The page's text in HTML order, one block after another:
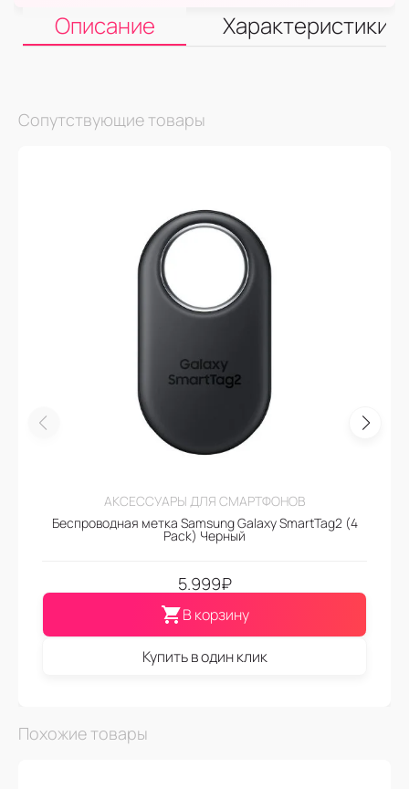
Описание Характеристики
Сопутствующие товары
АКСЕССУАРЫ ДЛЯ СМАРТФОНОВ
Беспроводная метка Samsung Galaxy SmartTag2 (4
Pack) Черный
5.999₽
В корзину
Купить в один клик
Похожие товары